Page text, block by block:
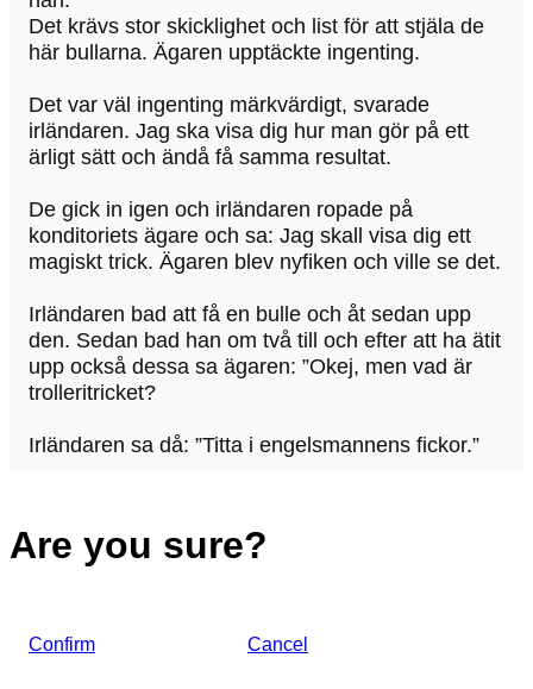
Det krävs stor skicklighet och list för att stjäla de
här bullarna. Ägaren upptäckte ingenting.
Det var väl ingenting märkvärdigt, svarade
irländaren. Jag ska visa dig hur man gör på ett
ärligt sätt och ändå få samma resultat.
De gick in igen och irländaren ropade på
konditoriets ägare och sa: Jag skall visa dig ett
magiskt trick. Ägaren blev nyfiken och ville se det.
Irländaren bad att få en bulle och åt sedan upp
den. Sedan bad han om två till och efter att ha ätit
upp också dessa sa ägaren: ”Okej, men vad är
trolleritricket?
Irländaren sa då: ”Titta i engelsmannens fickor.”
Are you sure?
Confirm Cancel